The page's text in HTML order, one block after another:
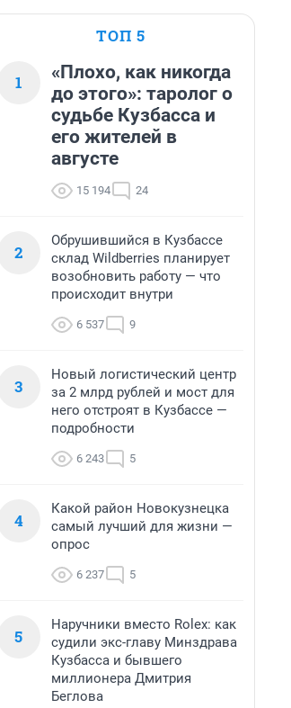
ТОП 5
1
«Плохо, как никогда
до этого»: таролог о
судьбе Кузбасса и
его жителей в
августе
15 194 24
2
Обрушившийся в Кузбассе
склад Wildberries планирует
возобновить работу — что
происходит внутри
6 537 9
3
Новый логистический центр
за 2 млрд рублей и мост для
него отстроят в Кузбассе —
подробности
6 243 5
4
Какой район Новокузнецка
самый лучший для жизни —
опрос
6 237 5
5
Наручники вместо Rolex: как
судили экс-главу Минздрава
Кузбасса и бывшего
миллионера Дмитрия
Беглова